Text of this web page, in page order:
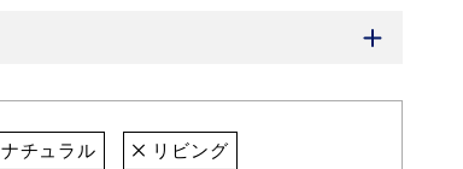
ナチュラル リビング